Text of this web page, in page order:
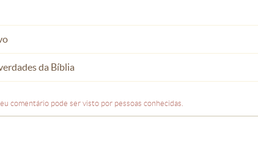
da Bíblia
comentário pode ser visto por pessoas conhecidas.